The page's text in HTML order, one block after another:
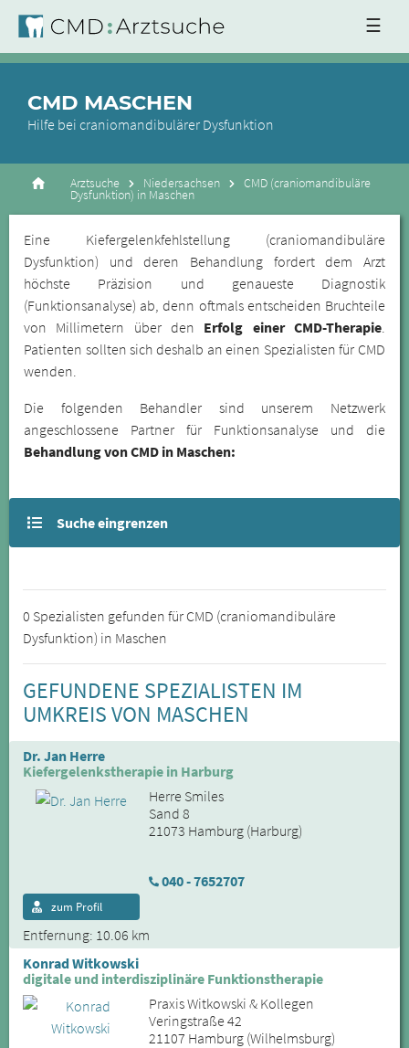
☰
CMD MASCHEN
Hilfe bei craniomandibulärer Dysfunktion
Arztsuche Niedersachsen CMD (craniomandibuläre
Dysfunktion) in Maschen
Eine Kiefergelenkfehlstellung (craniomandibuläre
Dysfunktion) und deren Behandlung fordert dem Arzt
höchste Präzision und genaueste Diagnostik
(Funktionsanalyse) ab, denn oftmals entscheiden Bruchteile
von Millimetern über den Erfolg einer CMD-Therapie.
Patienten sollten sich deshalb an einen Spezialisten für CMD
wenden.
Die folgenden Behandler sind unserem Netzwerk
angeschlossene Partner für Funktionsanalyse und die
Behandlung von CMD in Maschen:
Suche eingrenzen
0 Spezialisten gefunden für CMD (craniomandibuläre
Dysfunktion) in Maschen
GEFUNDENE SPEZIALISTEN IM
UMKREIS VON MASCHEN
Dr. Jan Herre
Kiefergelenkstherapie in Harburg
Herre Smiles
Sand 8
21073 Hamburg (Harburg)
040 - 7652707
Entfernung: 10.06 km
zum Profil
Konrad Witkowski
digitale und interdisziplinäre Funktionstherapie
Praxis Witkowski & Kollegen
Veringstraße 42
21107 Hamburg (Wilhelmsburg)